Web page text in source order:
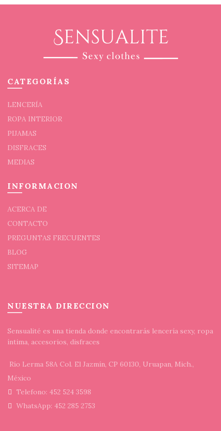
CATEGORÍAS
LENCERÍA
ROPA INTERIOR
PIJAMAS
DISFRACES
MEDIAS
INFORMACION
ACERCA DE
CONTACTO
PREGUNTAS FRECUENTES
BLOG
SITEMAP
NUESTRA DIRECCION
Sensualité es una tienda donde encontrarás lencería sexy, ropa
íntima, accesorios, disfraces
Río Lerma 58A Col. El Jazmín, CP 60130, Uruapan, Mich.,
México
Telefono: 452 524 3598
WhatsApp: 452 285 2753